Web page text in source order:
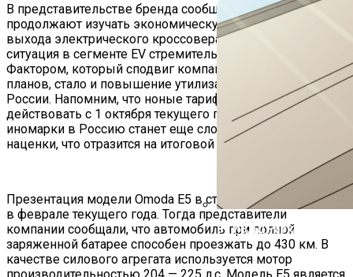
В ГИБДД Раскрыли, Что
В представительстве бренда сообщили, что аналитики
продолжают изучать экономическую целесообразность
выхода электрического кроссовера на рынок. Сейчас
ситуация в сегменте EV стремительно меняется.
Фактором, который сподвиг компанию на изменения
планов, стало и повышение утилизационного сбора в
России. Напомним, что ноные тарифы начали
действовать с 1 октября текущего года. С ними ввозить
иномарки в Россию станет еще сложнее по причине
наценки, что отразится на итоговой стоимости.
Презентация модели Omoda E5 в стране состоялась еще
в феврале текущего года. Тогда представители
компании сообщали, что автомобиль при полной
заряженной батарее способен проезжать до 430 км. В
качестве силового агрегата используется мотор
производительностью 204 — 225 л.с. Модель E5 является